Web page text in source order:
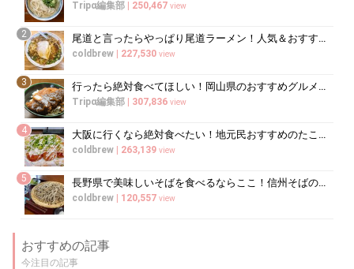
Tripα編集部 | 250,467 view
2 尾道と言ったらやっぱり尾道ラーメン！人気＆おすすめ尾道ラーメン10選
coldbrew | 227,530 view
3 行ったら絶対食べてほしい！岡山県のおすすめグルメ15選
Tripα編集部 | 307,836 view
4 大阪に行くなら絶対食べたい！地元民おすすめのたこ焼き屋10選
coldbrew | 263,139 view
5 長野県で美味しいそばを食べるならここ！信州そばの名店7選
coldbrew | 120,557 view
おすすめの記事
今注目の記事